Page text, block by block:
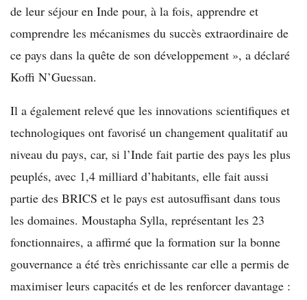
de leur séjour en Inde pour, à la fois, apprendre et
comprendre les mécanismes du succès extraordinaire de
ce pays dans la quête de son développement », a déclaré
Koffi N’Guessan.
Il a également relevé que les innovations scientifiques et
technologiques ont favorisé un changement qualitatif au
niveau du pays, car, si l’Inde fait partie des pays les plus
peuplés, avec 1,4 milliard d’habitants, elle fait aussi
partie des BRICS et le pays est autosuffisant dans tous
les domaines. Moustapha Sylla, représentant les 23
fonctionnaires, a affirmé que la formation sur la bonne
gouvernance a été très enrichissante car elle a permis de
maximiser leurs capacités et de les renforcer davantage :